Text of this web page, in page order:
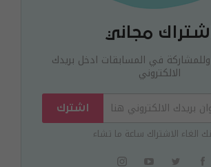
اشتراك مجاني
وللمشاركة في المسابقات ادخل بريدك
الالكتروني
اشترك
الغاء الاشتراك ساعة ما تشاء